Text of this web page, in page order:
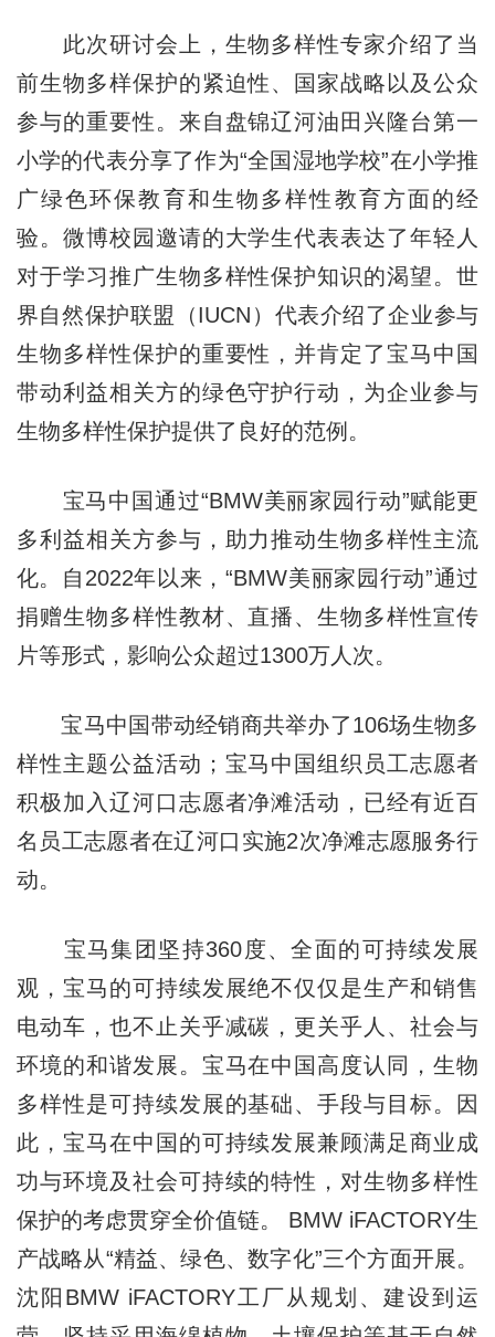
此次研讨会上，生物多样性专家介绍了当
前生物多样保护的紧迫性、国家战略以及公众
参与的重要性。来自盘锦辽河油田兴隆台第一
小学的代表分享了作为“全国湿地学校”在小学推
广绿色环保教育和生物多样性教育方面的经
验。微博校园邀请的大学生代表表达了年轻人
对于学习推广生物多样性保护知识的渴望。世
界自然保护联盟（IUCN）代表介绍了企业参与
生物多样性保护的重要性，并肯定了宝马中国
带动利益相关方的绿色守护行动，为企业参与
生物多样性保护提供了良好的范例。
宝马中国通过“BMW美丽家园行动”赋能更
多利益相关方参与，助力推动生物多样性主流
化。自2022年以来，“BMW美丽家园行动”通过
捐赠生物多样性教材、直播、生物多样性宣传
片等形式，影响公众超过1300万人次。
宝马中国带动经销商共举办了106场生物多
样性主题公益活动；宝马中国组织员工志愿者
积极加入辽河口志愿者净滩活动，已经有近百
名员工志愿者在辽河口实施2次净滩志愿服务行
动。
宝马集团坚持360度、全面的可持续发展
观，宝马的可持续发展绝不仅仅是生产和销售
电动车，也不止关乎减碳，更关乎人、社会与
环境的和谐发展。宝马在中国高度认同，生物
多样性是可持续发展的基础、手段与目标。因
此，宝马在中国的可持续发展兼顾满足商业成
功与环境及社会可持续的特性，对生物多样性
保护的考虑贯穿全价值链。 BMW iFACTORY生
产战略从“精益、绿色、数字化”三个方面开展。
沈阳BMW iFACTORY工厂从规划、建设到运